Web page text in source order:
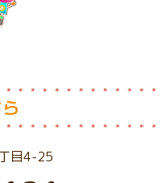
目4-25